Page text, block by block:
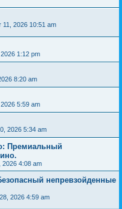
11, 2026 10:51 am
1:12 pm
8:20 am
5:59 am
2026 5:34 am
Премиальный
2026 4:08 am
непревзойденные
2026 4:59 am